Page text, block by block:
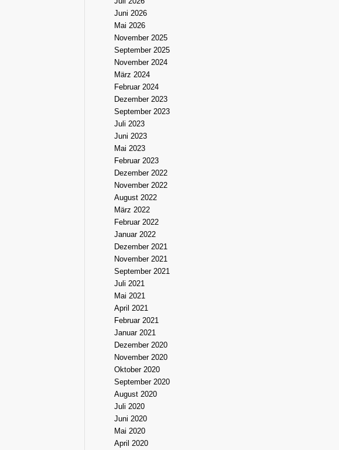
Juni 2026
Mai 2026
November 2025
September 2025
November 2024
März 2024
Februar 2024
Dezember 2023
September 2023
Juli 2023
Juni 2023
Mai 2023
Februar 2023
Dezember 2022
November 2022
August 2022
März 2022
Februar 2022
Januar 2022
Dezember 2021
November 2021
September 2021
Juli 2021
Mai 2021
April 2021
Februar 2021
Januar 2021
Dezember 2020
November 2020
Oktober 2020
September 2020
August 2020
Juli 2020
Juni 2020
Mai 2020
April 2020